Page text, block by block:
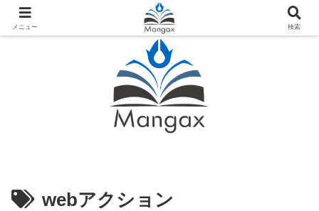
人気おすすめ漫画紹介ならMangax（マンガックス）
webアクション
メニュー 検索